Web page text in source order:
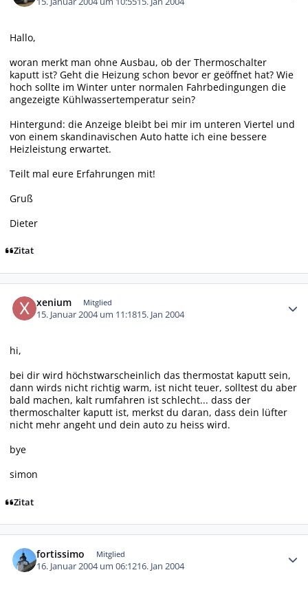
Hallo,
woran merkt man ohne Ausbau, ob der Thermoschalter
kaputt ist? Geht die Heizung schon bevor er geöffnet hat? Wie
hoch sollte im Winter unter normalen Fahrbedingungen die
angezeigte Kühlwassertemperatur sein?
Hintergund: die Anzeige bleibt bei mir im unteren Viertel und
von einem skandinavischen Auto hatte ich eine bessere
Heizleistung erwartet.
Teilt mal eure Erfahrungen mit!
Gruß
Dieter
Zitat
xenium Mitglied
15. Januar 2004 um 11:1815. Jan 2004
hi,
bei dir wird höchstwarscheinlich das thermostat kaputt sein,
dann wirds nicht richtig warm, ist nicht teuer, solltest du aber
bald machen, kalt rumfahren ist schlecht... dass der
thermoschalter kaputt ist, merkst du daran, dass dein lüfter
nicht mehr angeht und dein auto zu heiss wird.
bye
simon
Zitat
fortissimo Mitglied
16. Januar 2004 um 06:1216. Jan 2004